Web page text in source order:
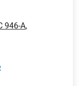
946-A,